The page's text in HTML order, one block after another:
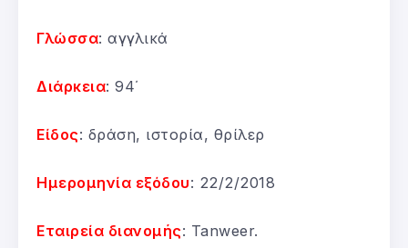
Γλώσσα: αγγλικά
Διάρκεια: 94΄
Είδος: δράση, ιστορία, θρίλερ
Ημερομηνία εξόδου: 22/2/2018
Εταιρεία διανομής: Tanweer.